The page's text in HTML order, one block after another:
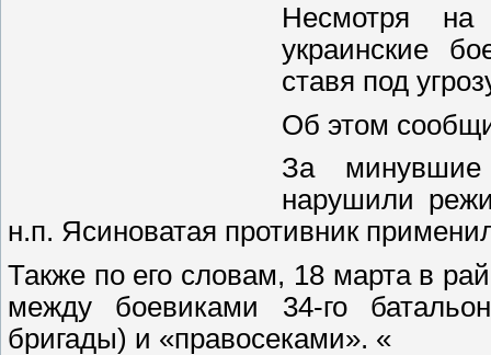
Несмотря на
украинские
ставя под
Об этом
За минувшие
нарушили
н.п. Ясиноватая противник
Также по его словам, 18 марта в
между боевиками 34-го
бригады) и «правосеками». «